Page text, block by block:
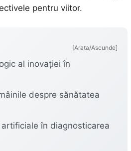
pentru viitor.
[Arata/Ascunde]
al inovației în
despre sănătatea
în diagnosticarea